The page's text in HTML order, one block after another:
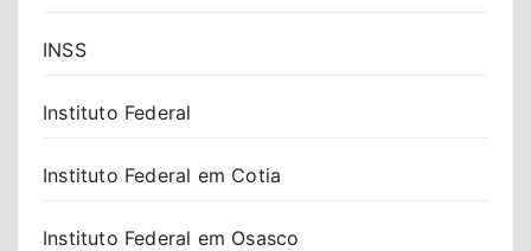
INSS
Instituto Federal
Instituto Federal em Cotia
Instituto Federal em Osasco